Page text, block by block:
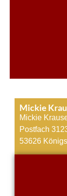
Mickie
Mickie
Postfach
53626